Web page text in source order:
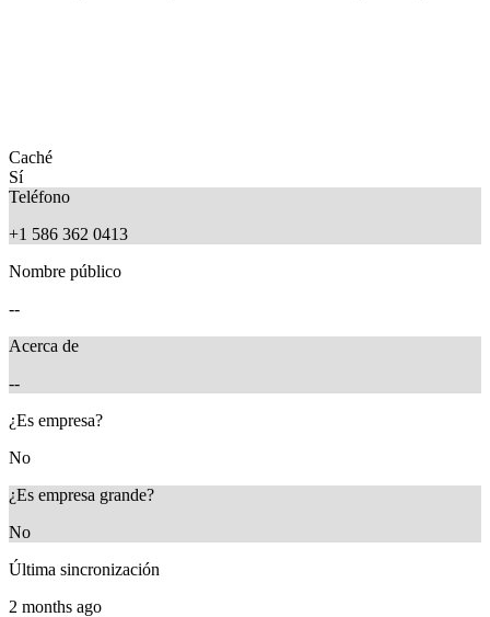
Caché
Sí
Teléfono
+1 586 362 0413
Nombre público
--
Acerca de
--
¿Es empresa?
No
¿Es empresa grande?
No
Última sincronización
2 months ago